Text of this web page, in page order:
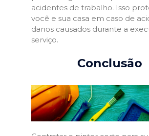
acidentes de trabalho. Isso
você e sua casa em caso de
danos causados durante a
serviço.
Conclusão